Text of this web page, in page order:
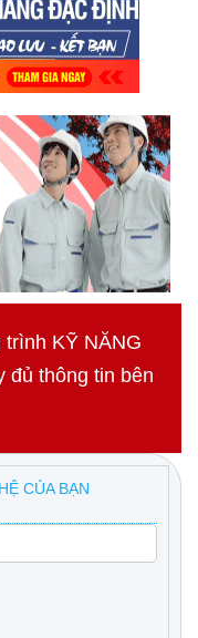
KỸ NĂNG
đủ thông tin bên
CỦA BẠN